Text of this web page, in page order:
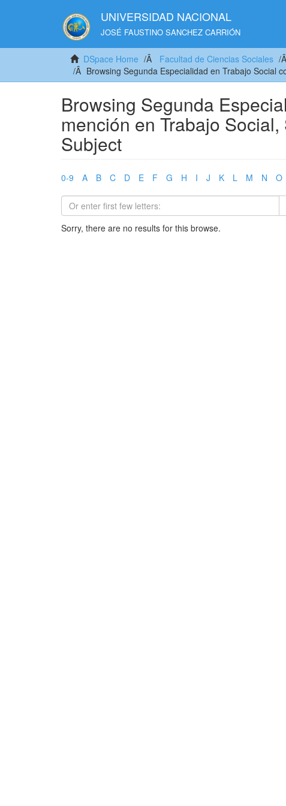
UNIVERSIDAD NACIONAL
JOSÉ FAUSTINO SANCHEZ CARRIÓN
DSpace Home Facultad de Ciencias Sociales
Browsing Segunda Especialidad en Trabajo Social
Browsing Segunda
mención en Trabajo
Subject
0-9 A B C D E F G H I J K L M N O
Sorry, there are no results for this browse.